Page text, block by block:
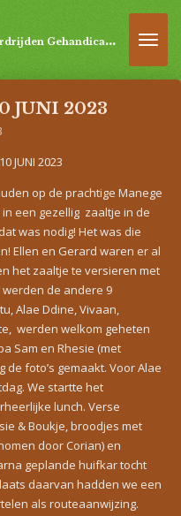
Oost-Brabant
JUNI 2023
10 JUNI 2023
op de prachtige Manege
in een gezellig zaaltje in de
was nodig! Het was die
Ellen en Gerard waren er al
het zaaltje te versieren met
werden de andere 9
Alae Ddine, Vivaan,
werden welkom geheten
Sam en Rhesie (met
foto’s gemaakt. Voor Alae
We startte het
lunch. Verse
& Boukje, broodjes met
door Corian) en
geplande huifkar tocht
daarvan hadden we een
als routeaanwijzing.